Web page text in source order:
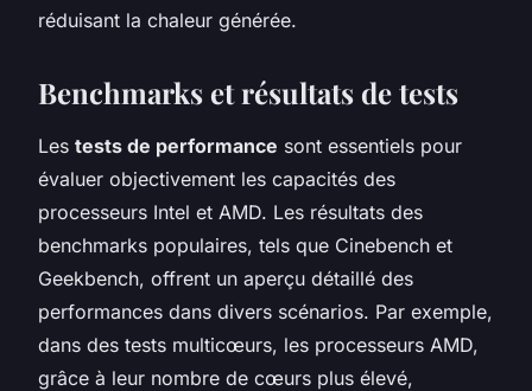
réduisant la chaleur générée.
Benchmarks et résultats de tests
Les tests de performance sont essentiels pour
évaluer objectivement les capacités des
processeurs Intel et AMD. Les résultats des
benchmarks populaires, tels que Cinebench et
Geekbench, offrent un aperçu détaillé des
performances dans divers scénarios. Par exemple,
dans des tests multicœurs, les processeurs AMD,
grâce à leur nombre de cœurs plus élevé,